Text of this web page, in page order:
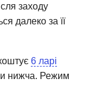
заходу
далеко за її
6 ларі
нижча. Режим